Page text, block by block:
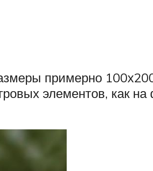
примерно
элементов, как